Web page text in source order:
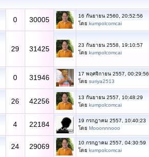
0 30005
16 กันยายน 2560, 20:52:56
โดย kumpolcomcai
29 31425
23 กันยายน 2558, 19:10:57
โดย kumpolcomcai
0 31946
17 พฤศจิกายน 2557, 00:29:56
โดย suriya2513
26 42256
13 กันยายน 2557, 10:48:29
โดย kumpolcomcai
4 22184
19 กรกฎาคม 2557, 10:40:23
โดย Mooonnnooo
24 29069
10 กรกฎาคม 2557, 04:30:59
โดย kumpolcomcai